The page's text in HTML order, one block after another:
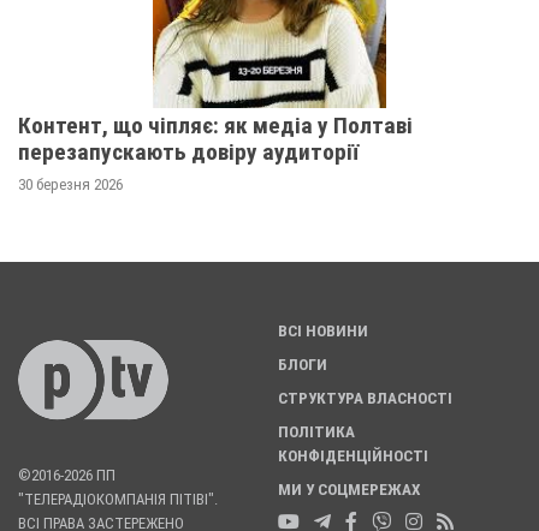
Контент, що чіпляє: як медіа у Полтаві
перезапускають довіру аудиторії
30 березня 2026
©2016-2026 ПП
"ТЕЛЕРАДІОКОМПАНІЯ ПІТІВІ".
ВСІ ПРАВА ЗАСТЕРЕЖЕНО
ВСІ НОВИНИ
БЛОГИ
СТРУКТУРА ВЛАСНОСТІ
ПОЛІТИКА
КОНФІДЕНЦІЙНОСТІ
МИ У СОЦМЕРЕЖАХ